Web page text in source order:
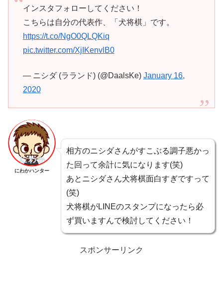
インスタフォローしてください！
こちらは自分の代表作、「犬将棋」です。
https://t.co/NgO0QLQKiq
pic.twitter.com/XjIKenvlB0
— ニシダ (ラランド) (@DaalsKe) January 16,
2020
にわかハンター
相方のニシダさんがすこぶる調子悪かっ
た回って余計に気になります(笑)
あとニシダさん犬将棋面白すぎですって
(笑)
犬将棋がLINEのスタンプになったら必
ず買いますんで検討してください！
スポンサーリンク